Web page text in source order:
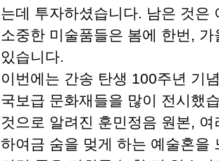
는데 투자하셨습니다. 남은 것은
소중한 미술품들은 봄에 한번,
있습니다.
이번에는 간송 탄생 100주년 기
국보급 문화재들을 많이 전시했
것으로 알려진 훈민정음 원본,
하여금 숨을 멎게 하는 예술혼을